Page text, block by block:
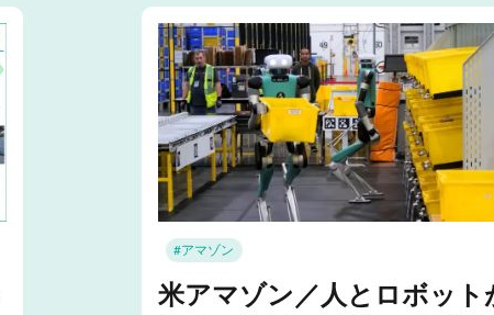
#アマゾン
米アマゾン／人とロボット